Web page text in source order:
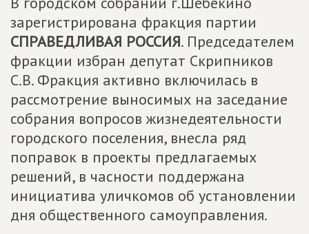
зарегистрирована фракция партии
СПРАВЕДЛИВАЯ РОССИЯ. Председателем
фракции избран депутат Скрипников
С.В. Фракция активно включилась в
рассмотрение выносимых на заседание
собрания вопросов жизнедеятельности
городского поселения, внесла ряд
поправок в проекты предлагаемых
решений, в часности поддержана
инициатива уличкомов об установлении
дня общественного самоуправления.